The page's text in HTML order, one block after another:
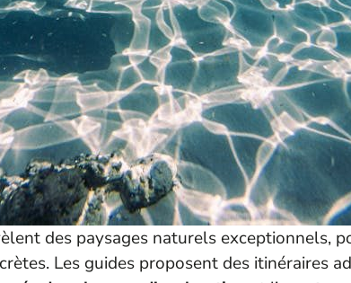
des paysages naturels exceptionnels,
Les guides proposent des itinéraires